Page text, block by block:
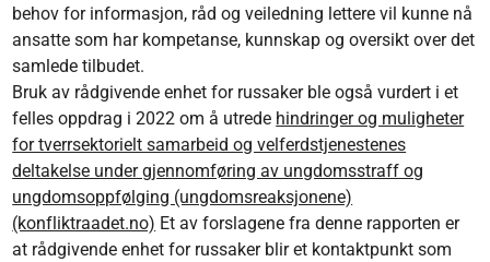
behov for informasjon, råd og veiledning lettere vil kunne nå
ansatte som har kompetanse, kunnskap og oversikt over det
samlede tilbudet.
Bruk av rådgivende enhet for russaker ble også vurdert i et
felles oppdrag i 2022 om å utrede hindringer og muligheter
for tverrsektorielt samarbeid og velferdstjenestenes
deltakelse under gjennomføring av ungdomsstraff og
ungdomsoppfølging (ungdomsreaksjonene)
(konfliktraadet.no) Et av forslagene fra denne rapporten er
at rådgivende enhet for russaker blir et kontaktpunkt som